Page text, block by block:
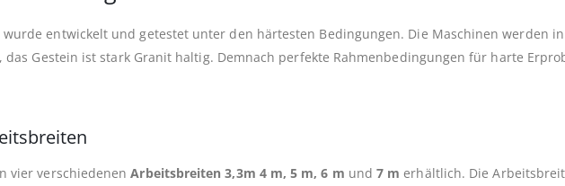
wurde entwickelt und getestet unter den härtesten Bedingungen. Die Maschinen werden
Gestein ist stark Granit haltig. Demnach perfekte Rahmenbedingungen für harte
vier verschiedenenArbeitsbreiten 3,3m 4 m, 5 m, 6 m und 7 m erhältlich. Die